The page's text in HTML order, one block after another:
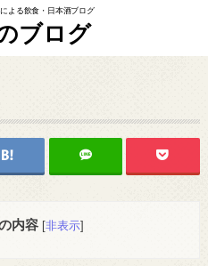
よる飲食・日本酒ブログ
ブログ
内容 [非表示]